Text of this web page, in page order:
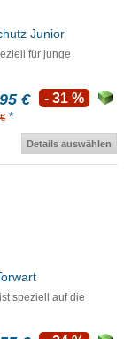
Junior
für junge
€
*
- 31 %
Details auswählen
speziell auf die